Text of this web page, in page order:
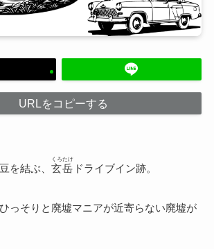
URLをコピーする
を結ぶ、 玄岳
くろたけ
ドライブイン跡。
っそりと廃墟マニアが近寄らない廃墟が